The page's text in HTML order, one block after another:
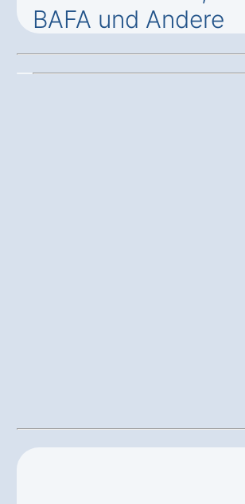
BAFA und Andere